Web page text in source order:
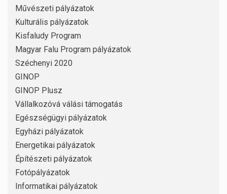
Művészeti pályázatok
Kulturális pályázatok
Kisfaludy Program
Magyar Falu Program pályázatok
Széchenyi 2020
GINOP
GINOP Plusz
Vállalkozóvá válási támogatás
Egészségügyi pályázatok
Egyházi pályázatok
Energetikai pályázatok
Építészeti pályázatok
Fotópályázatok
Informatikai pályázatok